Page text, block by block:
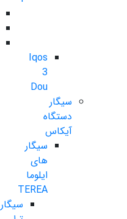
Iqos
3
Dou
سیگار
دستگاه
آیکاس
سیگار
های
ایلوما
TEREA
سیگار